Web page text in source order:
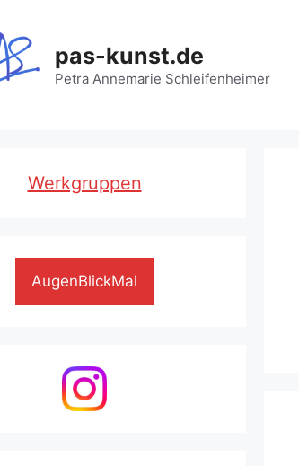
pas-kunst.de
Petra Annemarie Schleifenheimer
Werkgruppen
AugenBlickMal